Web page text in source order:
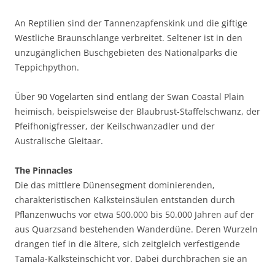
An Reptilien sind der Tannenzapfenskink und die giftige
Westliche Braunschlange verbreitet. Seltener ist in den
unzugänglichen Buschgebieten des Nationalparks die
Teppichpython.
Über 90 Vogelarten sind entlang der Swan Coastal Plain
heimisch, beispielsweise der Blaubrust-Staffelschwanz, der
Pfeifhonigfresser, der Keilschwanzadler und der
Australische Gleitaar.
The Pinnacles
Die das mittlere Dünensegment dominierenden,
charakteristischen Kalksteinsäulen entstanden durch
Pflanzenwuchs vor etwa 500.000 bis 50.000 Jahren auf der
aus Quarzsand bestehenden Wanderdüne. Deren Wurzeln
drangen tief in die ältere, sich zeitgleich verfestigende
Tamala-Kalksteinschicht vor. Dabei durchbrachen sie an